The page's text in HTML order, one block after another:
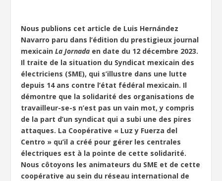
Nous publions cet article de Luis Hernández
Navarro paru dans l’édition du prestigieux journal
mexicainLa Jornada en date du 12 décembre 2023.
Il traite de la situation du Syndicat mexicain des
électriciens (SME), qui s’illustre dans une lutte
depuis 14 ans contre l’état fédéral mexicain. Il
démontre que la solidarité des organisations de
travailleur-se-s n’est pas un vain mot, y compris
de la part d’un syndicat qui a subi une des pires
attaques. La Coopérative « Luz y Fuerza del
Centro » qu’il a créé pour gérer les centrales
électriques est à la pointe de cette solidarité.
Nous côtoyons les animateurs du SME et de cette
coopérative au sein du réseau international de